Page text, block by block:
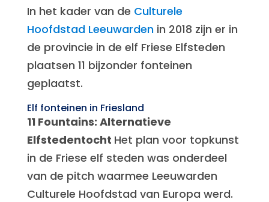
In het kader van de Culturele
Hoofdstad Leeuwardenin 2018 zijn er in
de provincie in de elf Friese Elfsteden
plaatsen 11 bijzonder fonteinen
geplaatst.
Elf fonteinen in Friesland
11 Fountains: Alternatieve
Elfstedentocht Het plan voor topkunst
in de Friese elf steden was onderdeel
van de pitch waarmee Leeuwarden
Culturele Hoofdstad van Europa werd.